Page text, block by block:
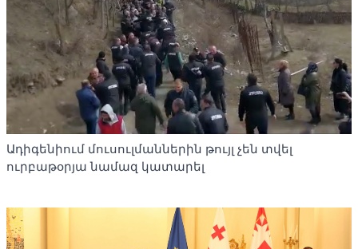
Ադիգենիում մուսուլմաններին թույլ չեն տվել
ուրբաթօրյա նամազ կատարել